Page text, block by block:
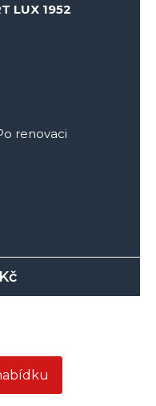
LUX 1952
renovaci